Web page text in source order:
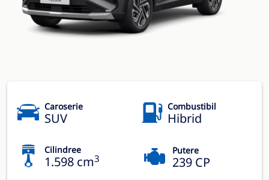
Caroserie
SUV
Combustibil
Hibrid
Cilindree
1.598 cm3
Putere
239 CP